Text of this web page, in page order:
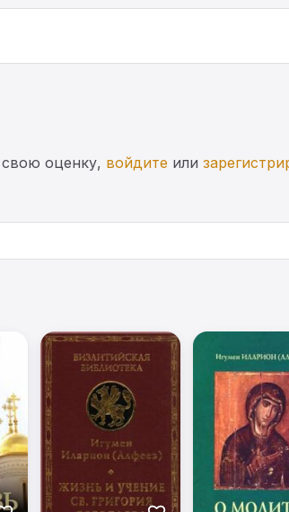
оценку, войдите или